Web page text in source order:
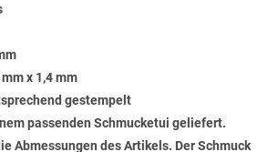
x 1,4 mm
gestempelt
passenden Schmucketui geliefert.
Abmessungen des Artikels. Der Schmuck